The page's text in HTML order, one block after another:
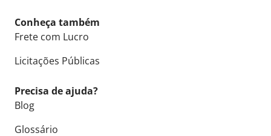
Conheça também
Frete com Lucro
Licitações Públicas
Precisa de ajuda?
Blog
Glossário